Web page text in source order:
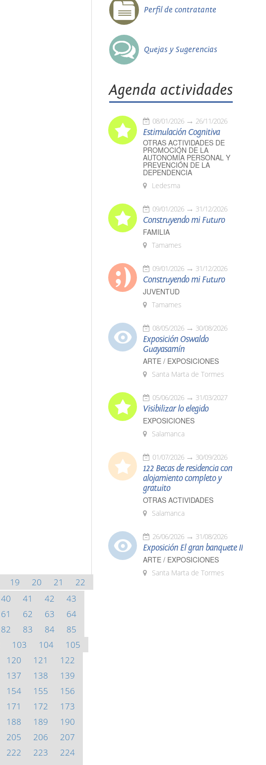
19 20 21
22
40 41 42
43
61 62 63
64
82 83 84
85
103 104
105
120 121
122
137 138
139
154 155
156
171 172
173
188 189
190
205 206
207
222 223
224
Perfil de contratante
Quejas y Sugerencias
Agenda actividades
08/01/2026 26/11/2026
Estimulación Cognitiva
OTRAS ACTIVIDADES DE
PROMOCIÓN DE LA
AUTONOMÍA PERSONAL Y
PREVENCIÓN DE LA
DEPENDENCIA
Ledesma
09/01/2026 31/12/2026
Construyendo mi Futuro
FAMILIA
Tamames
09/01/2026 31/12/2026
Construyendo mi Futuro
JUVENTUD
Tamames
08/05/2026 30/08/2026
Exposición Oswaldo
Guayasamín
ARTE / EXPOSICIONES
Santa Marta de Tormes
05/06/2026 31/03/2027
Visibilizar lo elegido
EXPOSICIONES
Salamanca
01/07/2026 30/09/2026
122 Becas de residencia con
alojamiento completo y
gratuito
OTRAS ACTIVIDADES
Salamanca
26/06/2026 31/08/2026
Exposición El gran banquete II
ARTE / EXPOSICIONES
Santa Marta de Tormes